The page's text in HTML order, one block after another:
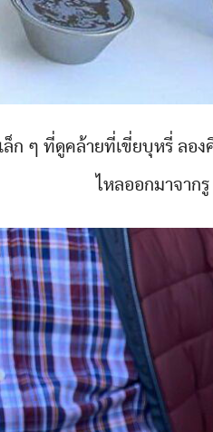
ล็ก ๆ ที่ดูคล้ายที่เขี่ยบุหรี่ ลอง
ไหลออกมาจากรู